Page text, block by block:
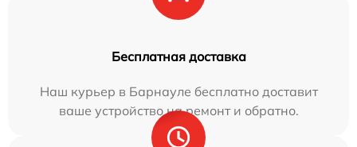
Бесплатная доставка
Наш курьер в Барнауле бесплатно доставит
ваше устройство на ремонт и обратно.